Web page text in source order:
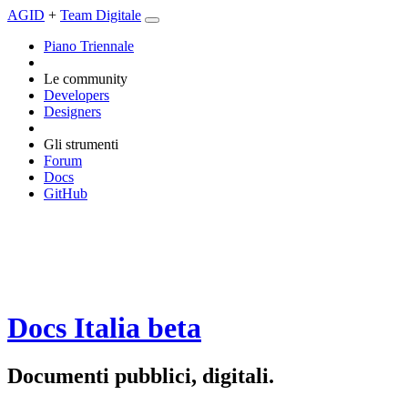
AGID + Team Digitale
Piano Triennale
Le community
Developers
Designers
Gli strumenti
Forum
Docs
GitHub
Docs Italia beta
Documenti pubblici, digitali.